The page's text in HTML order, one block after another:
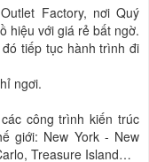
Factory, nơi Quý
hiệu với giá rẻ bất ngờ.
tiếp tục hành trình đi
ngơi.
công trình kiến trúc
giới: New York - New
Treasure Island…